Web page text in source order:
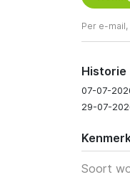
Per e-mail,
Historie
07-07-
29-07-
Soort